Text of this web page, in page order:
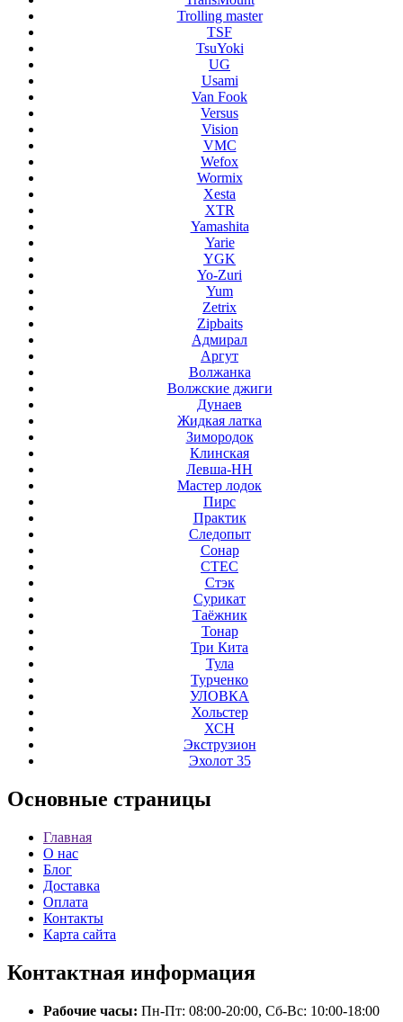
Trolling master
TSF
TsuYoki
UG
Usami
Van Fook
Versus
Vision
VMC
Wefox
Wormix
Xesta
XTR
Yamashita
Yarie
YGK
Yo-Zuri
Yum
Zetrix
Zipbaits
Адмирал
Аргут
Волжанка
Волжские джиги
Дунаев
Жидкая латка
Зимородок
Клинская
Левша-НН
Мастер лодок
Пирс
Практик
Следопыт
Сонар
СТЕС
Стэк
Сурикат
Таёжник
Тонар
Три Кита
Тула
Турченко
УЛОВКА
Хольстер
ХСН
Экструзион
Эхолот 35
Основные страницы
Главная
О нас
Блог
Доставка
Оплата
Контакты
Карта сайта
Контактная информация
Рабочие часы: Пн-Пт: 08:00-20:00, Сб-Вс: 10:00-18:00